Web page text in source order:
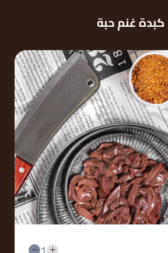
كبدة غنم حبة